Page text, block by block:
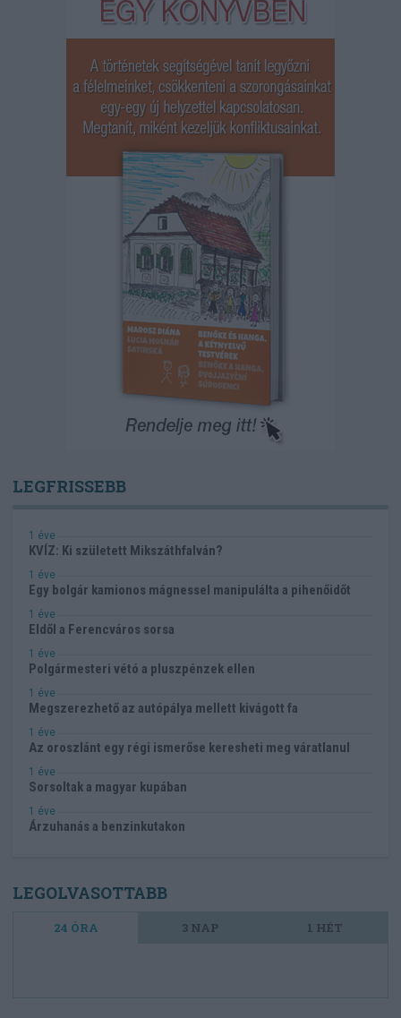
LEGFRISSEBB
1 éve
KVÍZ: Ki született Mikszáthfalván?
1 éve
Egy bolgár kamionos mágnessel manipulálta a pihenőidőt
1 éve
Eldől a Ferencváros sorsa
1 éve
Polgármesteri vétó a pluszpénzek ellen
1 éve
Megszerezhető az autópálya mellett kivágott fa
1 éve
Az oroszlánt egy régi ismerőse keresheti meg váratlanul
1 éve
Sorsoltak a magyar kupában
1 éve
Árzuhanás a benzinkutakon
LEGOLVASOTTABB
24 ÓRA 3 NAP 1 HÉT